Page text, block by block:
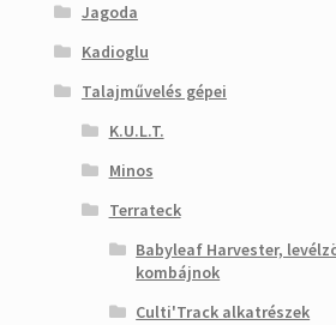
Jagoda
Kadioglu
Talajművelés gépei
K.U.L.T.
Minos
Terrateck
Babyleaf Harvester,
kombájnok
Culti'Track alkatrészek